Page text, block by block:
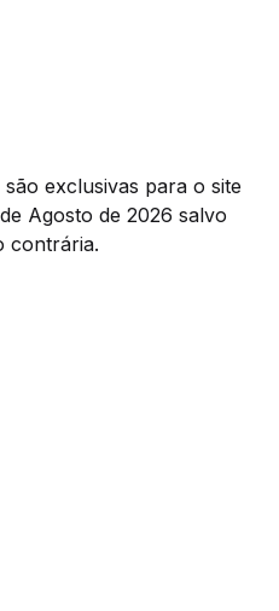
exclusivas para o site
Agosto de 2026 salvo
contrária.